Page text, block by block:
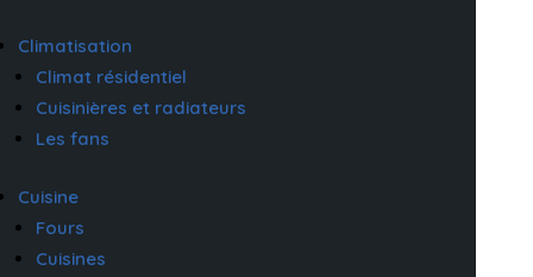
Climatisation
Climat résidentiel
Cuisinières et radiateurs
Les fans
Cuisine
Fours
Cuisines